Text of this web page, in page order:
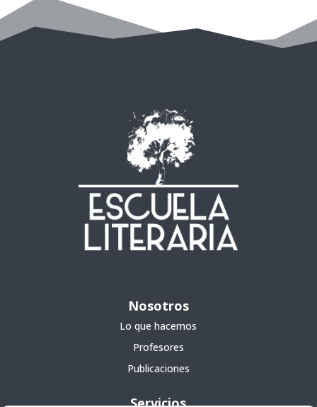
Nosotros
Lo que hacemos
Profesores
Publicaciones
Servicios